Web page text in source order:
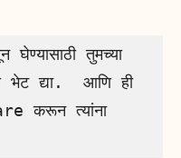
घेण्यासाठी तुमच्या
भेट द्या.  आणि ही
करून त्यांना